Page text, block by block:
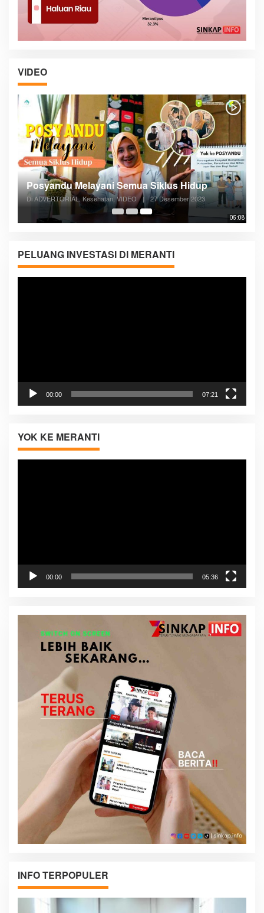
VIDEO
05:08
Posyandu Melayani Semua Siklus Hidup
Di ADVERTORIAL, Kesehatan, VIDEO | 27 Desember 2023
PELUANG INVESTASI DI MERANTI
00:00 07:21
YOK KE MERANTI
00:00 05:36
INFO TERPOPULER